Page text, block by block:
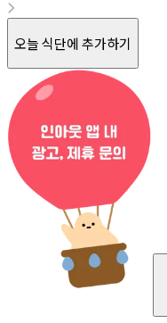
오늘 식단에 추가하기